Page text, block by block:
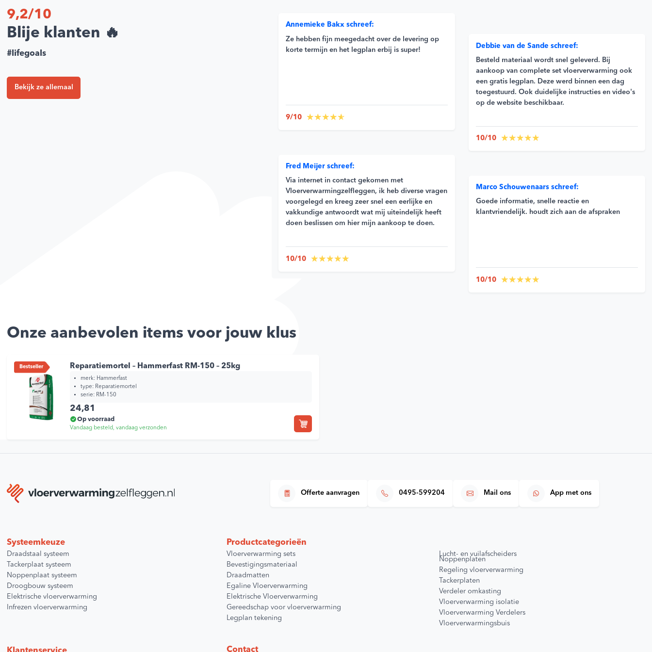
9,2/10
Blije klanten 🔥
#lifegoals
Bekijk ze allemaal
Annemieke Bakx schreef:
Ze hebben fijn meegedacht over de levering op
korte termijn en het legplan erbij is super!
9/10
Debbie van de Sande schreef:
Besteld materiaal wordt snel geleverd. Bij
aankoop van complete set vloerverwarming ook
een gratis legplan. Deze werd binnen een dag
toegestuurd. Ook duidelijke instructies en video's
op de website beschikbaar.
10/10
Fred Meijer schreef:
Via internet in contact gekomen met
Vloerverwarmingzelfleggen, ik heb diverse vragen
voorgelegd en kreeg zeer snel een eerlijke en
vakkundige antwoordt wat mij uiteindelijk heeft
doen beslissen om hier mijn aankoop te doen.
10/10
Marco Schouwenaars schreef:
Goede informatie, snelle reactie en
klantvriendelijk. houdt zich aan de afspraken
10/10
Onze aanbevolen items voor jouw klus
Bestseller Reparatiemortel – Hammerfast RM-150 – 25kg
merk: Hammerfast
type: Reparatiemortel
serie: RM-150
24,81
Op voorraad
Vandaag besteld, vandaag verzonden
Offerte aanvragen 0495-599204 Mail ons App met ons
Systeemkeuze
Draadstaal systeem
Tackerplaat systeem
Noppenplaat systeem
Droogbouw systeem
Elektrische vloerverwarming
Infrezen vloerverwarming
Productcategorieën
Vloerverwarming sets
Bevestigingsmateriaal
Draadmatten
Egaline Vloerverwarming
Elektrische Vloerverwarming
Gereedschap voor vloerverwarming
Legplan tekening
Lucht- en vuilafscheiders
Noppenplaten
Regeling vloerverwarming
Tackerplaten
Verdeler omkasting
Vloerverwarming isolatie
Vloerverwarming Verdelers
Vloerverwarmingsbuis
Contact